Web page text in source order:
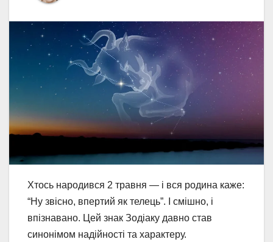
Хтось народився 2 травня — і вся родина каже:
“Ну звісно, впертий як телець”. І смішно, і
впізнавано. Цей знак Зодіаку давно став
синонімом надійності та характеру.